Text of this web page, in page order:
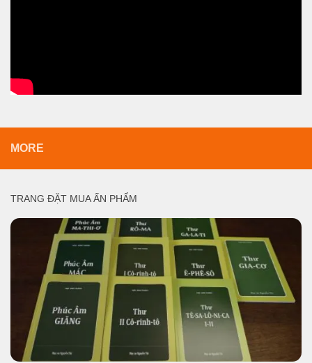
MORE
TRANG ĐẶT MUA ẤN PHẨM